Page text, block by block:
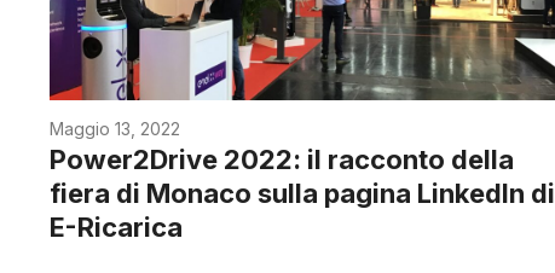
Maggio 13, 2022
Power2Drive 2022: il racconto della
fiera di Monaco sulla pagina LinkedIn di
E-Ricarica